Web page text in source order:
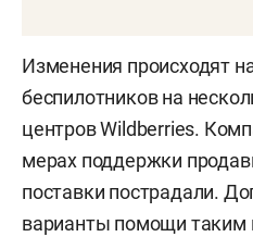
Изменения происходят
беспилотников на
центров Wildberries.
мерах поддержки
поставки пострадали.
варианты помощи таким